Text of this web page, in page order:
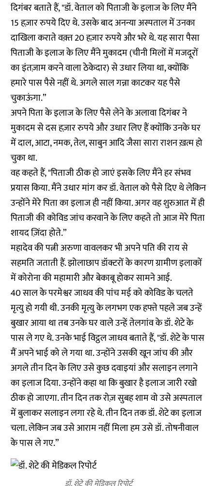
दिगंबर बताते हैं, "डॉ. वेताल को पिताजी के इलाज के लिए मैंने
15 हज़ार रुपये दिए थे. उसके बाद अनन्या अस्पताल में उनका
दाखिला कराते वक़्त 20 हज़ार रुपये और भरे थे. यह सारा पैसा
पिताजी के इलाज के लिए मैंने मुकादम (चीनी मिलों में मजदूरों
का इंतज़ाम करने वाला ठेकेदार) से उधार लिया था, क्योंकि
हमारे पास पैसे नहीं थे. अगले साल गन्ना काटकर यह पैसे
चुकाऊंगा.”
अपने पिता के इलाज के लिए पैसे लेने के अलावा दिगंबर ने
मुकादम से दस हज़ार रुपये और उधार लिए हैं क्योंकि उनके घर
में दाल, आटा, नमक, तेल, साबुन आदि जैसा सारा राशन ख़त्म हो
चुका था.
वह कहते हैं, "पिताजी ठीक हो जाएं इसके लिए मैंने हर संभव
प्रयास किया. मैंने उधार मांग कर डॉ. वेताल को पैसे दिए थे लेकिन
उन्होंने मेरे पिता का इलाज ही नहीं किया. अगर वह शुरुआत में ही
पिताजी की कोविड जांच करवाने के लिए कहते तो आज मेरे पिता
शायद ज़िंदा होते.”
महादेव की पत्नी अरुणा वावलकर भी अपने पति की राय से
सहमति जताती हैं. झोलाछाप डॉक्टरों के कारण ग्रामीण इलाकों
में कोरोना की महामारी और बेकाबू होकर सामने आई.
40 साल के परमेश्वर जाधव की पांच मई को कोविड के चलते
मृत्यु हो गयी थी. उनकी मृत्यु के लगभग एक हफ्ते पहले जब उन्हें
बुखार आया था तब उनके घर वाले उन्हें तेलगांव के डॉ. शेटे के
पास ले गए थे. उनके भाई विट्ठल जाधव बताते हैं, "डॉ. शेटे के पास
मैं अपने भाई को ले गया था. उन्होंने उसकी खून जांच की और
अगले तीन दिन के लिए उसे कुछ दवाइयां और सलाइन लगाने
का इलाज दिया. उन्होंने कहा था कि बुखार है इलाज जारी रखो
ठीक हो जाएगा. तीन दिन तक रोज़ सुबह शाम वो उसे अस्पताल
में बुलाकर सलाइन लगा रहे थे. तीन दिन तक डॉ. शेटे का इलाज
चला. लेकिन जब उसे आराम नहीं मिला हम उसे डॉ. तोषनीवाल
के पास ले गए.”